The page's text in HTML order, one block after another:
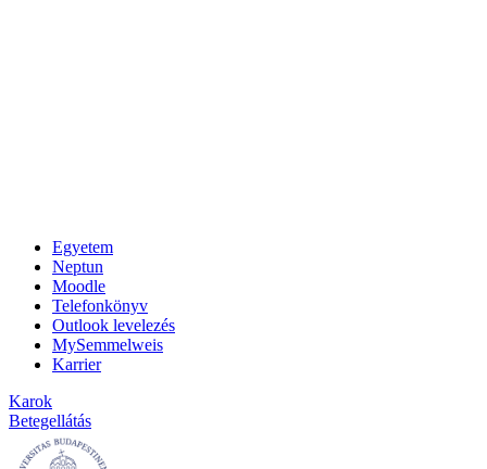
Egyetem
Neptun
Moodle
Telefonkönyv
Outlook levelezés
MySemmelweis
Karrier
Karok
Betegellátás